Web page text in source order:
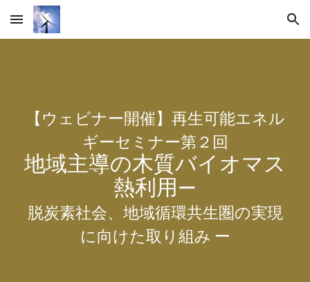
Skip to main content Skip to navigation
【ウェビナー開催】再生可能エネル
ギーセミナー第２回
地域主導の木質バイオマス
熱利用 ー
脱炭素社会、地域循環共生圏の実現
に向けた取り組み ー